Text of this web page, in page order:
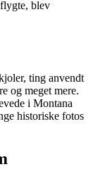
blev
ting anvendt
og meget mere.
i Montana
historiske fotos